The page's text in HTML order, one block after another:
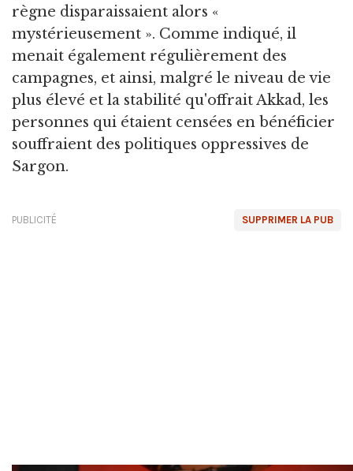
règne disparaissaient alors «
mystérieusement ». Comme indiqué, il
menait également régulièrement des
campagnes, et ainsi, malgré le niveau de vie
plus élevé et la stabilité qu'offrait Akkad, les
personnes qui étaient censées en bénéficier
souffraient des politiques oppressives de
Sargon.
SUPPRIMER LA PUB
PUBLICITÉ